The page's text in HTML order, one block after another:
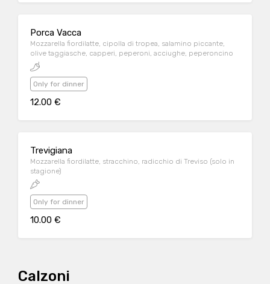
Porca Vacca
Mozzarella fiordilatte, cipolla di tropea, salamino piccante,
olive taggiasche, capperi, peperoni, acciughe, peperoncino
Only for dinner
12.00 €
Trevigiana
Mozzarella fiordilatte, stracchino, radicchio di Treviso (solo in
stagione)
Only for dinner
10.00 €
Calzoni